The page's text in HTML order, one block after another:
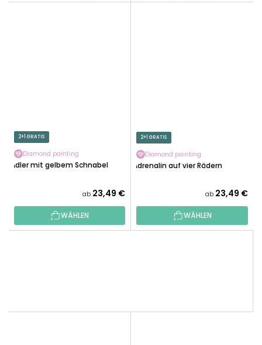
2+1 GRATIS
Diamond painting
Adler mit gelbem Schnabel
ab 23,49 €
WÄHLEN
2+1 GRATIS
Diamond painting
Adrenalin auf vier Rädern
ab 23,49 €
WÄHLEN